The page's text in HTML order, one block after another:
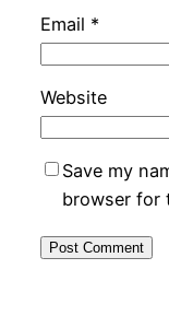
Email *
Website
Save my
browser for